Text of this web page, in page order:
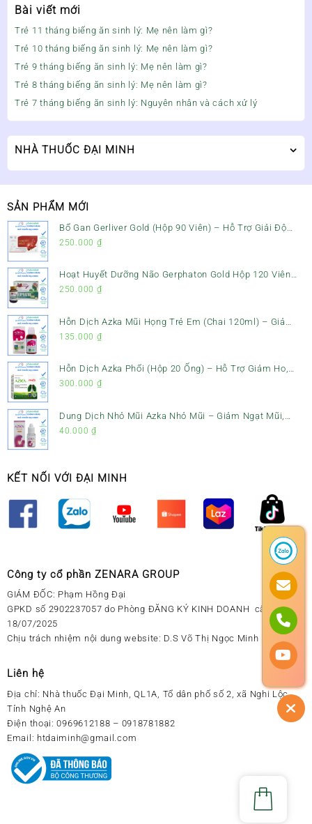
Bài viết mới
Trẻ 11 tháng biếng ăn sinh lý: Mẹ nên làm gì?
Trẻ 10 tháng biếng ăn sinh lý: Mẹ nên làm gì?
Trẻ 9 tháng biếng ăn sinh lý: Mẹ nên làm gì?
Trẻ 8 tháng biếng ăn sinh lý: Mẹ nên làm gì?
Trẻ 7 tháng biếng ăn sinh lý: Nguyên nhân và cách xử lý
NHÀ THUỐC ĐẠI MINH
SẢN PHẨM MỚI
Bổ Gan Gerliver Gold (Hộp 90 Viên) – Hỗ Trợ Giải Độc
Gan, Mát Gan & Bảo Vệ Gan
250.000 ₫
Hoạt Huyết Dưỡng Não Gerphaton Gold Hộp 120 Viên
– Giảm Đau Đầu, Hoa Mắt, Chóng Mặt & Rối Loạn Tiền
250.000 ₫
Hỗn Dịch Azka Mũi Họng Trẻ Em (Chai 120ml) – Giảm
Ho, Tiêu Đờm & Đau Rát Họng
135.000 ₫
Hỗn Dịch Azka Phổi (Hộp 20 Ống) – Hỗ Trợ Giảm Ho,
Tiêu Đờm & Bổ Phổi
300.000 ₫
Dung Dịch Nhỏ Mũi Azka Nhỏ Mũi – Giảm Ngạt Mũi,
Sổ Mũi Cho Trẻ Sơ Sinh
40.000 ₫
KẾT NỐI VỚI ĐẠI MINH
Công ty cổ phần ZENARA GROUP
GIÁM ĐỐC: Phạm Hồng Đại
GPKD số 2902237057 do Phòng ĐĂNG KÝ KINH DOANH cấp ngày
18/07/2025
Chịu trách nhiệm nội dung website: D.S Võ Thị Ngọc Minh
Liên hệ
Địa chỉ: Nhà thuốc Đại Minh, QL1A, Tổ dân phố số 2, xã Nghi Lộc,
Tỉnh Nghệ An
Điện thoại: 0969612188 – 0918781882
Email: htdaiminh@gmail.com